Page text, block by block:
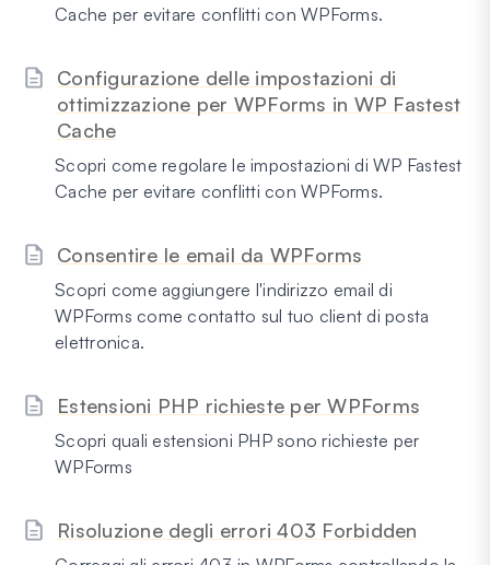
Cache per evitare conflitti con WPForms.
Configurazione delle impostazioni di
ottimizzazione per WPForms in WP Fastest
Cache
Scopri come regolare le impostazioni di WP Fastest
Cache per evitare conflitti con WPForms.
Consentire le email da WPForms
Scopri come aggiungere l'indirizzo email di
WPForms come contatto sul tuo client di posta
elettronica.
Estensioni PHP richieste per WPForms
Scopri quali estensioni PHP sono richieste per
WPForms
Risoluzione degli errori 403 Forbidden